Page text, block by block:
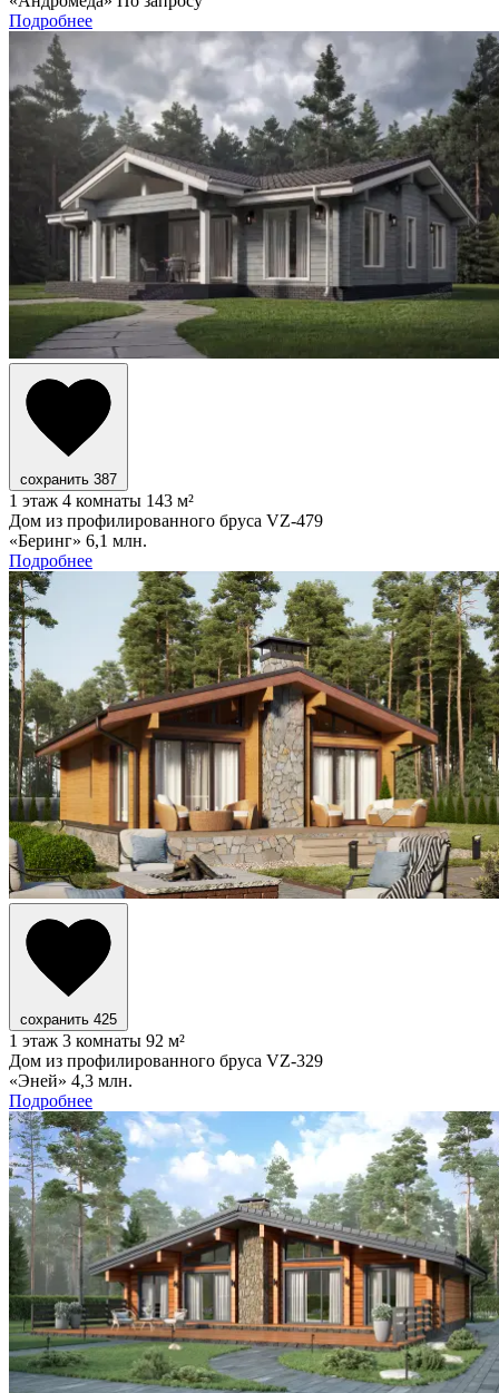
Подробнее
сохранить 387
1 этаж 4 комнаты 143 м²
Дом из профилированного бруса VZ-479
«Беринг» 6,1 млн.
Подробнее
сохранить 425
1 этаж 3 комнаты 92 м²
Дом из профилированного бруса VZ-329
«Эней» 4,3 млн.
Подробнее